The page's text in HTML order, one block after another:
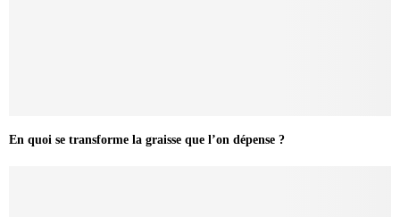
En quoi se transforme la graisse que l’on dépense ?